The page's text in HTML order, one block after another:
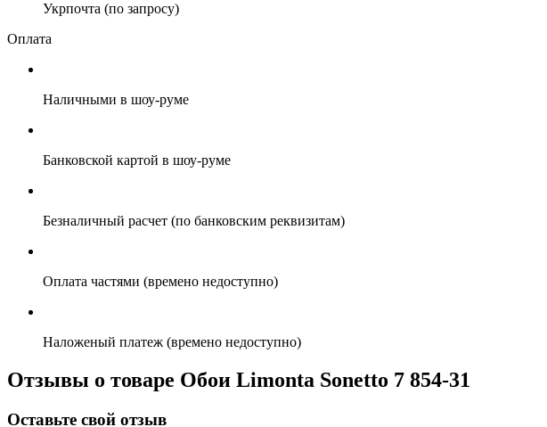
Укрпочта (по запросу)
Оплата
Наличными в шоу-руме
Банковской картой в шоу-руме
Безналичный расчет (по банковским реквизитам)
Оплата частями (времено недоступно)
Наложеный платеж (времено недоступно)
Отзывы о товаре Обои Limonta Sonetto 7 854-31
Оставьте свой отзыв